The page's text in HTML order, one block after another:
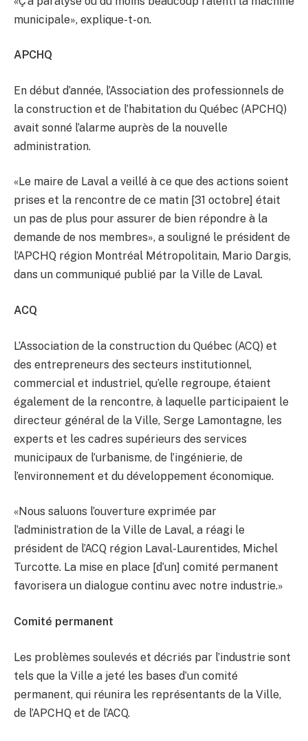
municipale», explique-t-on.
APCHQ
En début d’année, l’Association des professionnels de
la construction et de l’habitation du Québec (APCHQ)
avait sonné l’alarme auprès de la nouvelle
administration.
«Le maire de Laval a veillé à ce que des actions soient
prises et la rencontre de ce matin [31 octobre] était
un pas de plus pour assurer de bien répondre à la
demande de nos membres», a souligné le président de
l’APCHQ région Montréal Métropolitain, Mario Dargis,
dans un communiqué publié par la Ville de Laval.
ACQ
L’Association de la construction du Québec (ACQ) et
des entrepreneurs des secteurs institutionnel,
commercial et industriel, qu’elle regroupe, étaient
également de la rencontre, à laquelle participaient le
directeur général de la Ville, Serge Lamontagne, les
experts et les cadres supérieurs des services
municipaux de l’urbanisme, de l’ingénierie, de
l’environnement et du développement économique.
«Nous saluons l’ouverture exprimée par
l’administration de la Ville de Laval, a réagi le
président de l’ACQ région Laval-Laurentides, Michel
Turcotte. La mise en place [d’un] comité permanent
favorisera un dialogue continu avec notre industrie.»
Comité permanent
Les problèmes soulevés et décriés par l’industrie sont
tels que la Ville a jeté les bases d’un comité
permanent, qui réunira les représentants de la Ville,
de l’APCHQ et de l’ACQ.